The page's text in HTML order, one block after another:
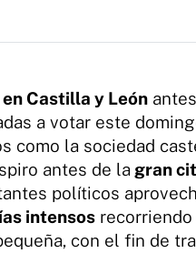
Castilla y León
a votar este
como la sociedad
antes de la gran
políticos
intensos recorriendo
con el fin de